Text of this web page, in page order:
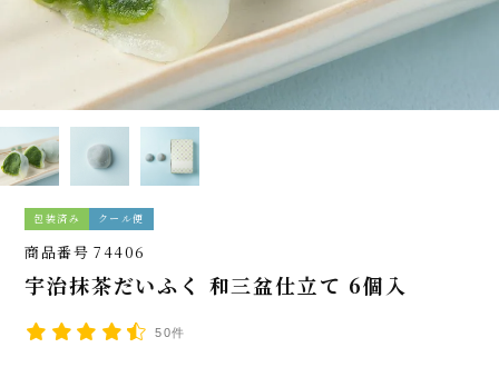
包装済み クール便
商品番号 74406
宇治抹茶だいふく 和三盆仕立て 6個入
50件